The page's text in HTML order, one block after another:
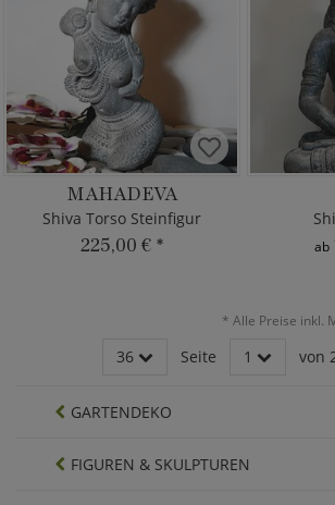
MAHADEVA
Shiva Torso Steinfigur
225,00 € * ab
* Alle Preise inkl.
36 Seite 1 von
GARTENDEKO
FIGUREN & SKULPTUREN